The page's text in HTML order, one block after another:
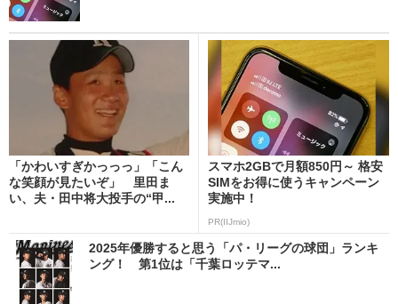
「かわいすぎかっっっ」「こん
な笑顔が見たいぞ」 里田ま
い、夫・田中将大投手の“甲...
スマホ2GBで月額850円～ 格安
SIMをお得に使うキャンペーン
実施中！
PR(IIJmio)
2025年優勝すると思う「パ・リーグの球団」ランキ
ング！ 第1位は「千葉ロッテマ...